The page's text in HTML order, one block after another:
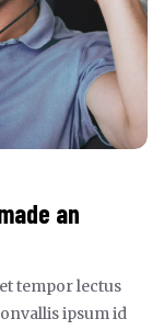
an
tempor lectus
ipsum id